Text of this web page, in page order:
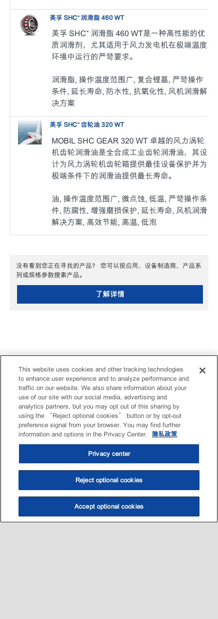
选油助手 查找门店
美孚 SHC™ 润滑脂 460 WT
美孚 SHC™ 润滑脂 460 WT是一种高性能的优
质润滑剂，尤其适用于风力发电机在极端温度
环境中运行的严苛要求。
润滑脂, 操作温度范围广, 复合锂基, 严苛操作
条件, 延长寿命, 防水性, 抗氧化性, 风机润滑解
决方案
美孚 SHC™ 齿轮油 320 WT
MOBIL SHC GEAR 320 WT 卓越的风力涡轮
机齿轮润滑油是全合成工业齿轮润滑油，其设
计为风力涡轮机齿轮箱提供最佳设备保护并为
极端条件下的润滑油提供最长寿命。
油, 操作温度范围广, 微点蚀, 低温, 严苛操作条
件, 防腐性, 增强磨损保护, 延长寿命, 风机润滑
解决方案, 高效节能, 高温, 低泡
没有看到您正在寻找的产品？ 您可以按应用、设备制造商、产品系
列或规格参数搜索产品。
了解详情
This website uses cookies and other tracking technologies
to enhance user experience and to analyze performance and
traffic on our website. We also share information about your
use of our site with our social media, advertising and
analytics partners, but you may opt out of this sharing by
using the “Reject optional cookies” button or by opt-out
preference signal from your browser. You may find further
information and options in the Privacy Center.
隐私政策
Privacy center
Reject optional cookies
Accept optional cookies